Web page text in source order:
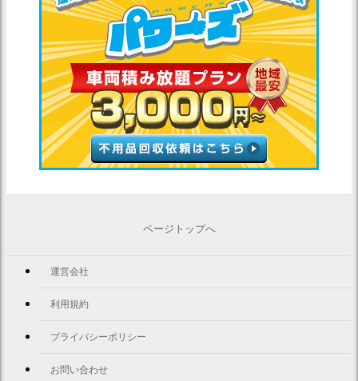
ページトップへ
運営会社
利用規約
プライバシーポリシー
お問い合わせ